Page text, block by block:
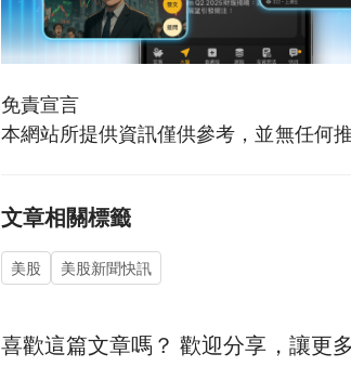
免責宣言
本網站所提供資訊僅供參考，並無任何
文章相關標籤
美股 美股新聞快訊
喜歡這篇文章嗎？歡迎分享，讓更